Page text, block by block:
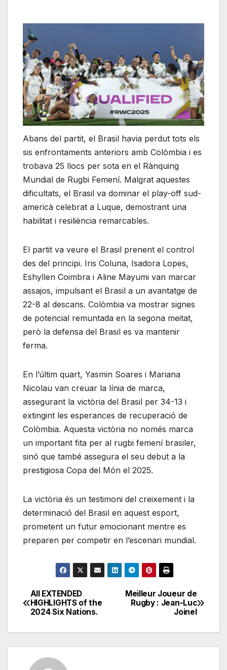
Abans del partit, el Brasil havia perdut tots els
sis enfrontaments anteriors amb Colòmbia i es
trobava 25 llocs per sota en el Rànquing
Mundial de Rugbi Femení. Malgrat aquestes
dificultats, el Brasil va dominar el play-off sud-
americà celebrat a Luque, demostrant una
habilitat i resiliència remarcables.
El partit va veure el Brasil prenent el control
des del principi. Iris Coluna, Isadora Lopes,
Eshyllen Coimbra i Aline Mayumi van marcar
assajos, impulsant el Brasil a un avantatge de
22-8 al descans. Colòmbia va mostrar signes
de potencial remuntada en la segona meitat,
però la defensa del Brasil es va mantenir
ferma.
En l’últim quart, Yasmin Soares i Mariana
Nicolau van creuar la línia de marca,
assegurant la victòria del Brasil per 34-13 i
extingint les esperances de recuperació de
Colòmbia. Aquesta victòria no només marca
un important fita per al rugbi femení brasiler,
sinó que també assegura el seu debut a la
prestigiosa Copa del Món el 2025.
La victòria és un testimoni del creixement i la
determinació del Brasil en aquest esport,
prometent un futur emocionant mentre es
preparen per competir en l’escenari mundial.
Post
navigation
Meilleur Joueur de
Rugby : Jean-Luc
Joinel
All EXTENDED
HIGHLIGHTS of the
2024 Six Nations.